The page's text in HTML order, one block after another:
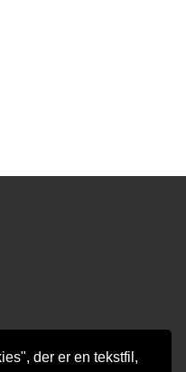
der er en tekstfil,